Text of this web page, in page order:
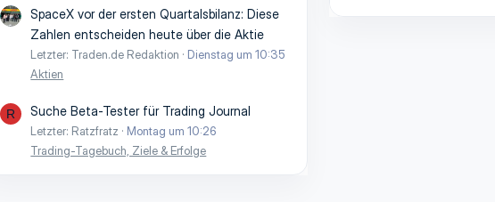
SpaceX vor der ersten Quartalsbilanz: Diese
Zahlen entscheiden heute über die Aktie
Letzter: Traden.de Redaktion
Dienstag um 10:35
Aktien
R Suche Beta-Tester für Trading Journal
Letzter: Ratzfratz
Montag um 10:26
Trading-Tagebuch, Ziele & Erfolge